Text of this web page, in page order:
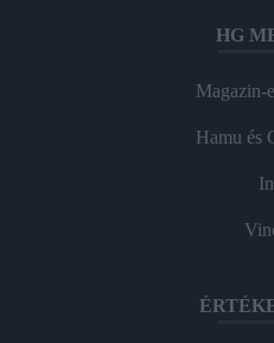
HG
Magazin-
Hamu és
In